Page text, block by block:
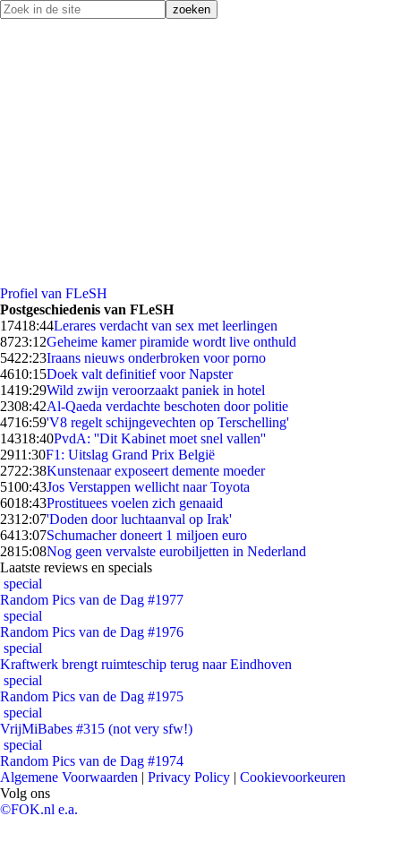
Profiel van FLeSH
Postgeschiedenis van FLeSH
17418:44Lerares verdacht van sex met leerlingen
8723:12Geheime kamer piramide wordt live onthuld
5422:23Iraans nieuws onderbroken voor porno
4610:15Doek valt definitief voor Napster
1419:29Wild zwijn veroorzaakt paniek in hotel
2308:42Al-Qaeda verdachte beschoten door politie
4716:59'V8 regelt schijngevechten op Terschelling'
14318:40PvdA: ''Dit Kabinet moet snel vallen''
2911:30F1: Uitslag Grand Prix België
2722:38Kunstenaar exposeert demente moeder
5100:43Jos Verstappen wellicht naar Toyota
6018:43Prostituees voelen zich genaaid
2312:07'Doden door luchtaanval op Irak'
6413:07Schumacher doneert 1 miljoen euro
2815:08Nog geen vervalste eurobiljetten in Nederland
Laatste reviews en specials
special
Random Pics van de Dag #1977
special
Random Pics van de Dag #1976
special
Kraftwerk brengt ruimteschip terug naar Eindhoven
special
Random Pics van de Dag #1975
special
VrijMiBabes #315 (not very sfw!)
special
Random Pics van de Dag #1974
Algemene Voorwaarden | Privacy Policy | Cookievoorkeuren
Volg ons
©FOK.nl e.a.